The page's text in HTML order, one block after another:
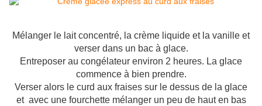
Mélanger le lait concentré, la crème liquide et la vanille et
verser dans un bac à glace.
Entreposer au congélateur environ 2 heures. La glace
commence à bien prendre.
Verser alors le curd aux fraises sur le dessus de la glace
et avec une fourchette mélanger un peu de haut en bas